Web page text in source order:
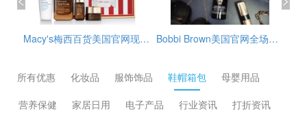
Bobbi Brown美国官网全场海淘满赠活动开启，订单满$65赠3件护肤小样（橘子面霜7ml+眼部打底5ml+卸妆油15ml），需使用优惠码：REFRESH，美国境内免邮，需要通过转运公司运输回来。 GlamGlow格莱魅美国官网冬季大促精选护肤品低至5折+部分额外9折促销，需用码：EXTRA10，另外，订单满$75送清洁4件套，价值$49，美国境内免邮。
所有优惠 化妆品 服饰饰品 鞋帽箱包
母婴用品
营养保健
家居日用 电子产品 行业资讯 打折资讯